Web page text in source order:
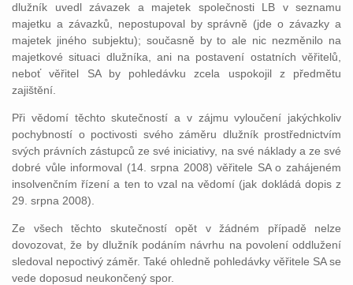
dlužník uvedl závazek a majetek společnosti LB v seznamu
majetku a závazků, nepostupoval by správně (jde o závazky a
majetek jiného subjektu); současně by to ale nic nezměnilo na
majetkové situaci dlužníka, ani na postavení ostatních věřitelů,
neboť věřitel SA by pohledávku zcela uspokojil z předmětu
zajištění.
Při vědomí těchto skutečností a v zájmu vyloučení jakýchkoliv
pochybností o poctivosti svého záměru dlužník prostřednictvím
svých právních zástupců ze své iniciativy, na své náklady a ze své
dobré vůle informoval (14. srpna 2008) věřitele SA o zahájeném
insolvenčním řízení a ten to vzal na vědomí (jak dokládá dopis z
29. srpna 2008).
Ze všech těchto skutečností opět v žádném případě nelze
dovozovat, že by dlužník podáním návrhu na povolení oddlužení
sledoval nepoctivý záměr. Také ohledně pohledávky věřitele SA se
vede doposud neukončený spor.